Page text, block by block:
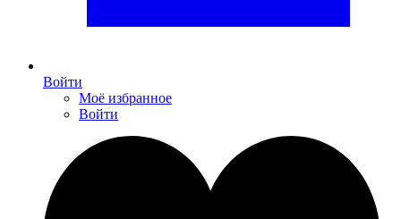
Войти
Моё избранное
Войти